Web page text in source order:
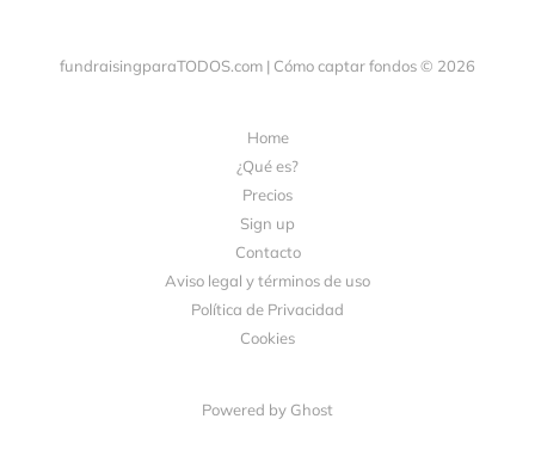
fundraisingparaTODOS.com | Cómo captar fondos © 2026
Home
¿Qué es?
Precios
Sign up
Contacto
Aviso legal y términos de uso
Política de Privacidad
Cookies
Powered by Ghost